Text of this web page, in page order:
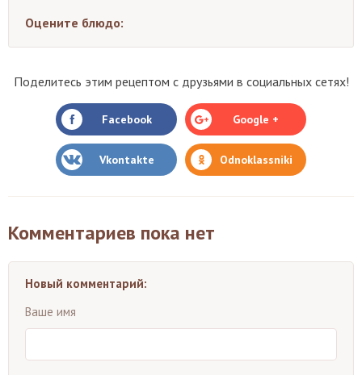
Оцените блюдо:
Поделитесь этим рецептом с друзьями в социальных сетях!
Facebook Google +
Vkontakte Odnoklassniki
Комментариев пока нет
Новый комментарий:
Ваше имя